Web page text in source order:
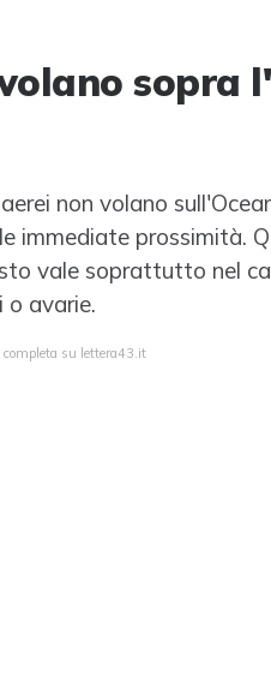
sopra
non volano
immediate prossimità.
vale soprattutto nel
o avarie.
su lettera43.it